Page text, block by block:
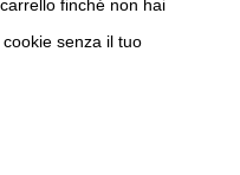
finché non hai
senza il tuo